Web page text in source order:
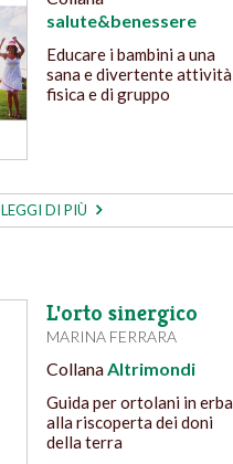
salute&benessere
Educare i bambini a una
sana e divertente attività
fisica e di gruppo
LEGGI DI PIÙ
L'orto sinergico
MARINA FERRARA
CollanaAltrimondi
Guida per ortolani in erba
alla riscoperta dei doni
della terra